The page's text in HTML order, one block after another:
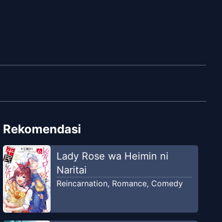
Rekomendasi
Lady Rose wa Heimin ni
Naritai
Reincarnation, Romance, Comedy